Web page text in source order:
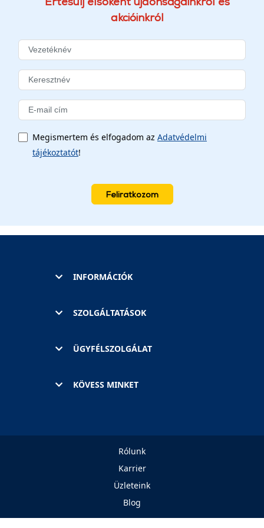
akcióinkról
Megismertem és elfogadom az Adatvédelmi
tájékoztatót!
Feliratkozom
INFORMÁCIÓK
SZOLGÁLTATÁSOK
ÜGYFÉLSZOLGÁLAT
KÖVESS MINKET
Rólunk
Karrier
Üzleteink
Blog